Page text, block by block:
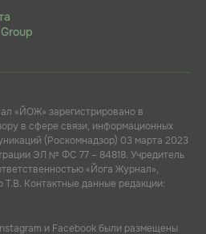
«ЙОЖ» зарегистрировано в
в сфере связи, информационных
(Роскомнадзор) 03 марта 2023
ЭЛ № ФС 77 – 84818. Учредитель
«Йога Журнал»,
Т.В. Контактные данные редакции:
и Facebook были размещены